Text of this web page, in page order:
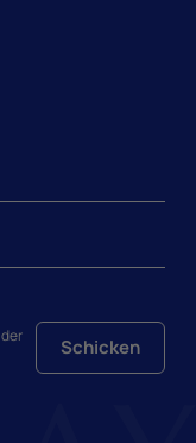
der
Schicken